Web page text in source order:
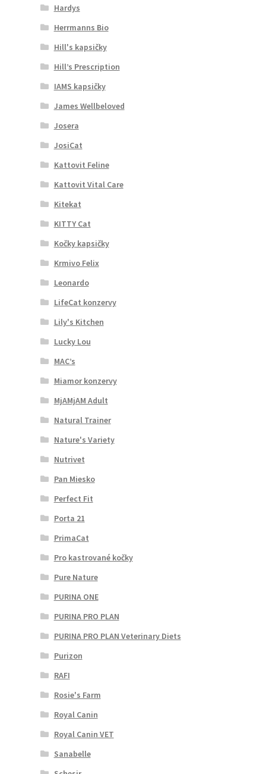
Hardys
Herrmanns Bio
Hill's kapsičky
Hill’s Prescription
IAMS kapsičky
James Wellbeloved
Josera
JosiCat
Kattovit Feline
Kattovit Vital Care
Kitekat
KITTY Cat
Kočky kapsičky
Krmivo Felix
Leonardo
LifeCat konzervy
Lily's Kitchen
Lucky Lou
MAC’s
Miamor konzervy
MjAMjAM Adult
Natural Trainer
Nature's Variety
Nutrivet
Pan Miesko
Perfect Fit
Porta 21
PrimaCat
Pro kastrované kočky
Pure Nature
PURINA ONE
PURINA PRO PLAN
PURINA PRO PLAN Veterinary Diets
Purizon
RAFI
Rosie's Farm
Royal Canin
Royal Canin VET
Sanabelle